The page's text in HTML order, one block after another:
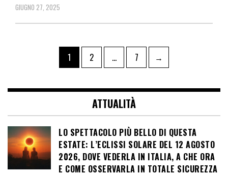
GIUGNO 27, 2025
Paginazione
articoli
Pagina
1 Pagina
2 … Pagina
7 →
ATTUALITÀ
LO SPETTACOLO PIÙ BELLO DI QUESTA
ESTATE: L’ECLISSI SOLARE DEL 12 AGOSTO
2026, DOVE VEDERLA IN ITALIA, A CHE ORA
E COME OSSERVARLA IN TOTALE SICUREZZA